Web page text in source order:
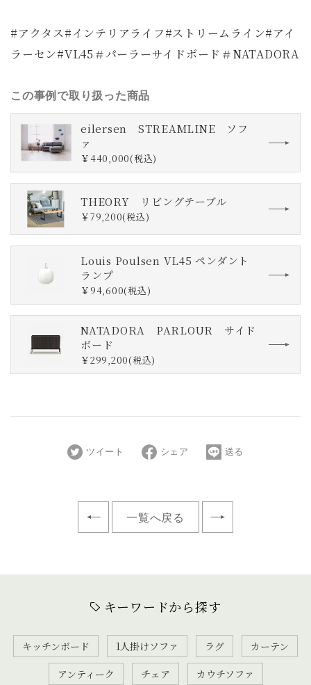
#アクタス#インテリアライフ#ストリームライン#アイ
ラーセン#VL45＃パーラーサイドボード＃NATADORA
この事例で取り扱った商品
eilersen STREAMLINE ソフ
ァ
￥440,000(税込)
THEORY リビングテーブル
￥79,200(税込)
Louis Poulsen VL45 ペンダント
ランプ
￥94,600(税込)
NATADORA PARLOUR サイド
ボード
￥299,200(税込)
ツイート シェア 送る
一覧へ戻る
キーワードから探す
キッチンボード 1人掛けソファ ラグ
カーテン
アンティーク
チェア
カウチソファ